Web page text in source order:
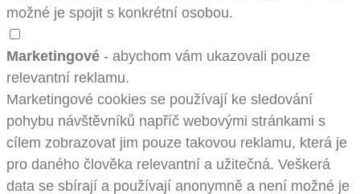
možné je spojit s konkrétní osobou.
Marketingové - abychom vám ukazovali pouze
relevantní reklamu.
Marketingové cookies se používají ke sledování
pohybu návštěvníků napříč webovými stránkami s
cílem zobrazovat jim pouze takovou reklamu, která je
pro daného člověka relevantní a užitečná. Veškerá
data se sbírají a používají anonymně a není možné je